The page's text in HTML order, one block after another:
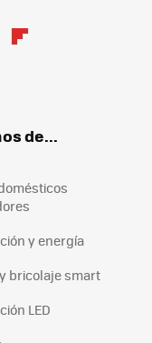
de...
y energía
bricolaje smart
LED